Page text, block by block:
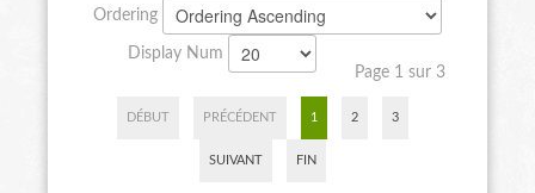
Ordering
Display Num
Page 1 sur 3
DÉBUT PRÉCÉDENT 1 2 3
SUIVANT FIN